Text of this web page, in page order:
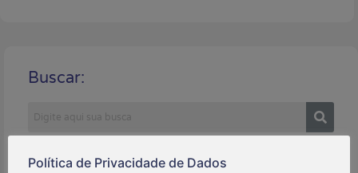
Buscar:
Posts Recentes:
Política de Privacidade de Dados